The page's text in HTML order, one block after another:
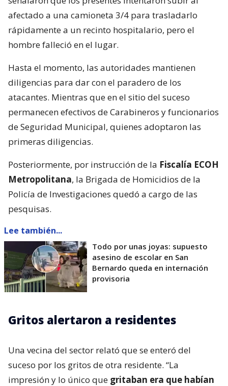
afectado a una camioneta 3/4 para trasladarlo
rápidamente a un recinto hospitalario, pero el
hombre falleció en el lugar.
Hasta el momento, las autoridades mantienen
diligencias para dar con el paradero de los
atacantes. Mientras que en el sitio del suceso
permanecen efectivos de Carabineros y funcionarios
de Seguridad Municipal, quienes adoptaron las
primeras diligencias.
Posteriormente, por instrucción de la Fiscalía ECOH
Metropolitana, la Brigada de Homicidios de la
Policía de Investigaciones quedó a cargo de las
pesquisas.
Lee también...
Todo por unas joyas: supuesto
asesino de escolar en San
Bernardo queda en internación
provisoria
Gritos alertaron a residentes
Una vecina del sector relató que se enteró del
suceso por los gritos de otra residente. “La
impresión y lo único que gritaban era que habían